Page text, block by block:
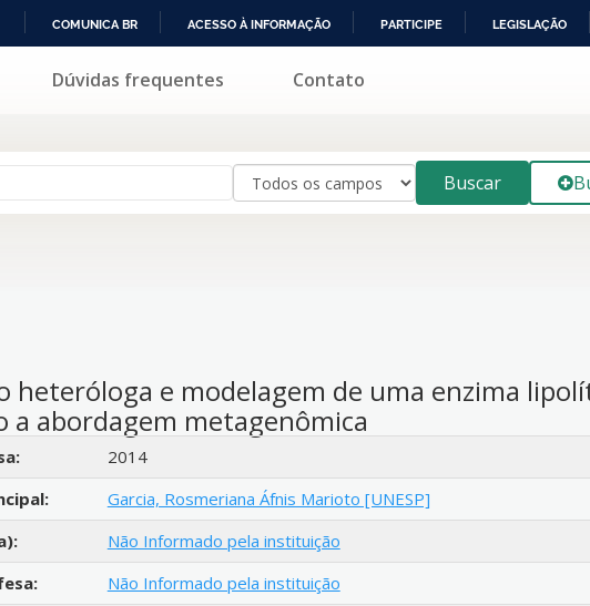
PARA
COMUNICA BR ACESSO À INFORMAÇÃO PARTICIPE LEGISLAÇÃO
Dúvidas frequentes Contato
Buscar
heteróloga e modelagem de uma enzima
a abordagem metagenômica
2014
Garcia, Rosmeriana Áfnis Marioto [UNESP]
Não Informado pela instituição
Não Informado pela instituição